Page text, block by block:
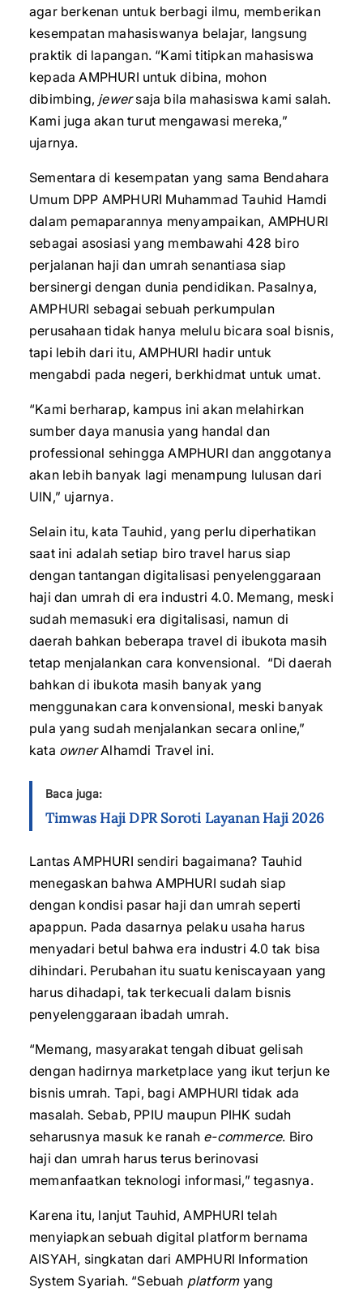
agar berkenan untuk berbagi ilmu, memberikan
kesempatan mahasiswanya belajar, langsung
praktik di lapangan. “Kami titipkan mahasiswa
kepada AMPHURI untuk dibina, mohon
dibimbing, jewersaja bila mahasiswa kami salah.
Kami juga akan turut mengawasi mereka,”
ujarnya.
Sementara di kesempatan yang sama Bendahara
Umum DPP AMPHURI Muhammad Tauhid Hamdi
dalam pemaparannya menyampaikan, AMPHURI
sebagai asosiasi yang membawahi 428 biro
perjalanan haji dan umrah senantiasa siap
bersinergi dengan dunia pendidikan. Pasalnya,
AMPHURI sebagai sebuah perkumpulan
perusahaan tidak hanya melulu bicara soal bisnis,
tapi lebih dari itu, AMPHURI hadir untuk
mengabdi pada negeri, berkhidmat untuk umat.
“Kami berharap, kampus ini akan melahirkan
sumber daya manusia yang handal dan
professional sehingga AMPHURI dan anggotanya
akan lebih banyak lagi menampung lulusan dari
UIN,” ujarnya.
Selain itu, kata Tauhid, yang perlu diperhatikan
saat ini adalah setiap biro travel harus siap
dengan tantangan digitalisasi penyelenggaraan
haji dan umrah di era industri 4.0. Memang, meski
sudah memasuki era digitalisasi, namun di
daerah bahkan beberapa travel di ibukota masih
tetap menjalankan cara konvensional. “Di daerah
bahkan di ibukota masih banyak yang
menggunakan cara konvensional, meski banyak
pula yang sudah menjalankan secara online,”
kata ownerAlhamdi Travel ini.
Baca juga:
Timwas Haji DPR Soroti Layanan Haji 2026
Lantas AMPHURI sendiri bagaimana? Tauhid
menegaskan bahwa AMPHURI sudah siap
dengan kondisi pasar haji dan umrah seperti
apappun. Pada dasarnya pelaku usaha harus
menyadari betul bahwa era industri 4.0 tak bisa
dihindari. Perubahan itu suatu keniscayaan yang
harus dihadapi, tak terkecuali dalam bisnis
penyelenggaraan ibadah umrah.
“Memang, masyarakat tengah dibuat gelisah
dengan hadirnya marketplace yang ikut terjun ke
bisnis umrah. Tapi, bagi AMPHURI tidak ada
masalah. Sebab, PPIU maupun PIHK sudah
seharusnya masuk ke ranah e-commerce. Biro
haji dan umrah harus terus berinovasi
memanfaatkan teknologi informasi,” tegasnya.
Karena itu, lanjut Tauhid, AMPHURI telah
menyiapkan sebuah digital platform bernama
AISYAH, singkatan dari AMPHURI Information
System Syariah. “Sebuah platformyang